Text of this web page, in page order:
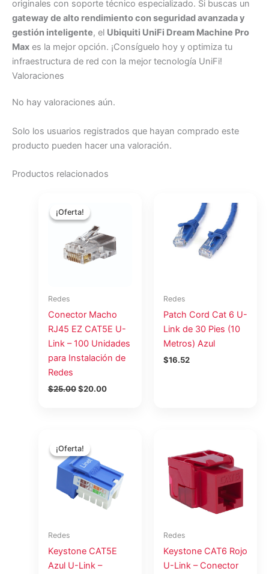
originales con soporte técnico especializado. Si buscas un
gateway de alto rendimiento con seguridad avanzada y
gestión inteligente, el Ubiquiti UniFi Dream Machine Pro
Max es la mejor opción. ¡Consíguelo hoy y optimiza tu
infraestructura de red con la mejor tecnología UniFi!
Valoraciones
No hay valoraciones aún.
Solo los usuarios registrados que hayan comprado este
producto pueden hacer una valoración.
Productos relacionados
¡Oferta!
¡Oferta!
Redes
Conector Macho
RJ45 EZ CAT5E U-
Link – 100 Unidades
para Instalación de
Redes
$25.00
precio
original
era:
$25.00.
$20.00
$20.00.
Redes
Patch Cord Cat 6 U-
Link de 30 Pies (10
Metros) Azul
$16.52
¡Oferta!
¡Oferta!
Redes
Keystone CAT5E
Azul U-Link –
precio
original
era:
$1.75.
es:
$1.43.
Redes
Keystone CAT6 Rojo
U-Link – Conector